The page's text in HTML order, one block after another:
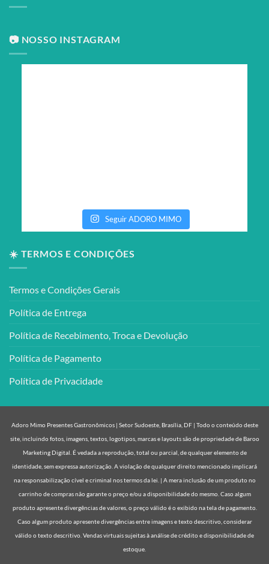
📷 NOSSO INSTAGRAM
Seguir ADORO MIMO
☀️ TERMOS E CONDIÇÕES
Termos e Condições Gerais
Política de Entrega
Política de Recebimento, Troca e Devolução
Política de Pagamento
Política de Privacidade
Adoro Mimo Presentes Gastronômicos | Setor Sudoeste, Brasília, DF | Todo o conteúdo deste
site, incluindo fotos, imagens, textos, logotipos, marcas e layouts são de propriedade de Baroo
Marketing Digital. É vedada a reprodução, total ou parcial, de qualquer elemento de
identidade, sem expressa autorização. A violação de qualquer direito mencionado implicará
na responsabilização cível e criminal nos termos da lei. | A mera inclusão de um produto no
carrinho de compras não garante o preço e/ou a disponibilidade do mesmo. Caso algum
produto apresente divergências de valores, o preço válido é o exibido na tela de pagamento.
Caso algum produto apresente divergências entre imagens e texto descritivo, considerar
válido o texto descritivo. Vendas virtuais sujeitas à análise de crédito e disponibilidade de
estoque.